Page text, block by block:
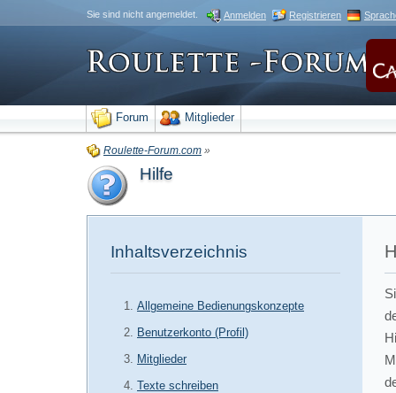
Sie sind nicht angemeldet. Anmelden Registrieren
Forum Mitglieder
Roulette-Forum.com »
Hilfe
Inhaltsverzeichnis
Allgemeine Bedienungskonzepte
Benutzerkonto (Profil)
Mitglieder
Texte schreiben